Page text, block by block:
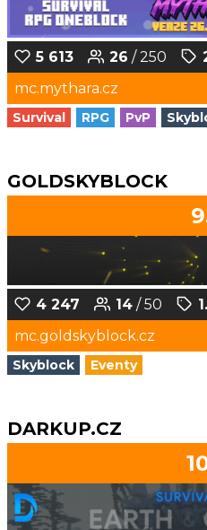
5 613 26 / 250
mc.mythara.cz
Survival RPG PvP
GOLDSKYBLOCK
4 247 14 / 50
mc.goldskyblock.cz
Skyblock Eventy
DARKUP.CZ